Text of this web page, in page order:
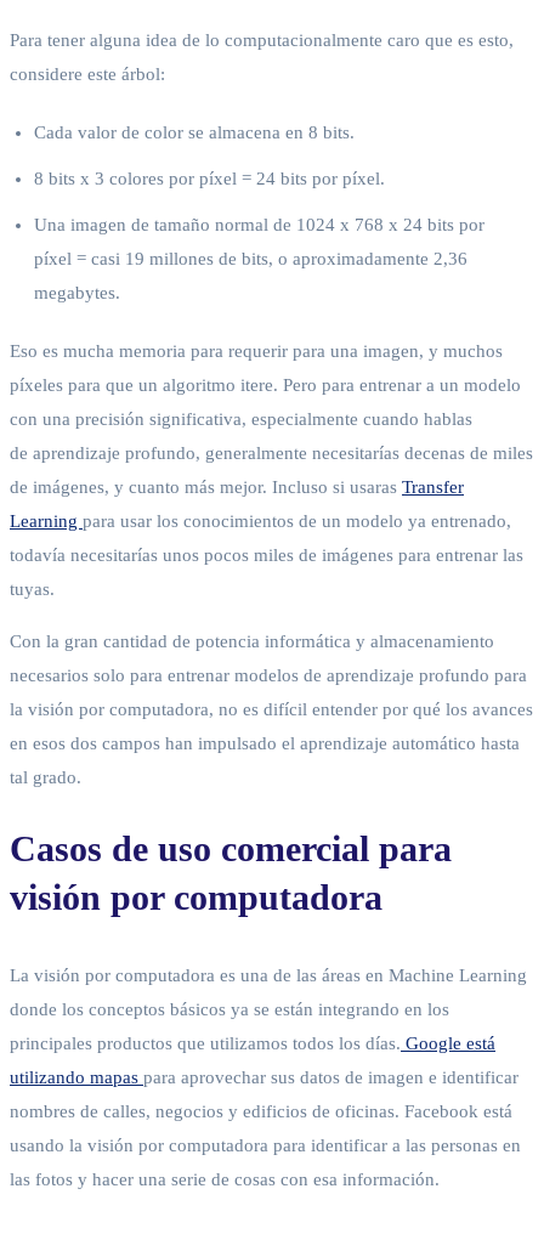
Para tener alguna idea de lo computacionalmente caro que es esto,
considere este árbol:
Cada valor de color se almacena en 8 bits.
8 bits x 3 colores por píxel = 24 bits por píxel.
Una imagen de tamaño normal de 1024 x 768 x 24 bits por
píxel = casi 19 millones de bits, o aproximadamente 2,36
megabytes.
Eso es mucha memoria para requerir para una imagen, y muchos
píxeles para que un algoritmo itere. Pero para entrenar a un modelo
con una precisión significativa, especialmente cuando hablas
de aprendizaje profundo, generalmente necesitarías decenas de miles
de imágenes, y cuanto más mejor. Incluso si usaras Transfer
Learning para usar los conocimientos de un modelo ya entrenado,
todavía necesitarías unos pocos miles de imágenes para entrenar las
tuyas.
Con la gran cantidad de potencia informática y almacenamiento
necesarios solo para entrenar modelos de aprendizaje profundo para
la visión por computadora, no es difícil entender por qué los avances
en esos dos campos han impulsado el aprendizaje automático hasta
tal grado.
Casos de uso comercial para
visión por computadora
La visión por computadora es una de las áreas en Machine Learning
donde los conceptos básicos ya se están integrando en los
principales productos que utilizamos todos los días. Google está
utilizando mapas para aprovechar sus datos de imagen e identificar
nombres de calles, negocios y edificios de oficinas. Facebook está
usando la visión por computadora para identificar a las personas en
las fotos y hacer una serie de cosas con esa información.